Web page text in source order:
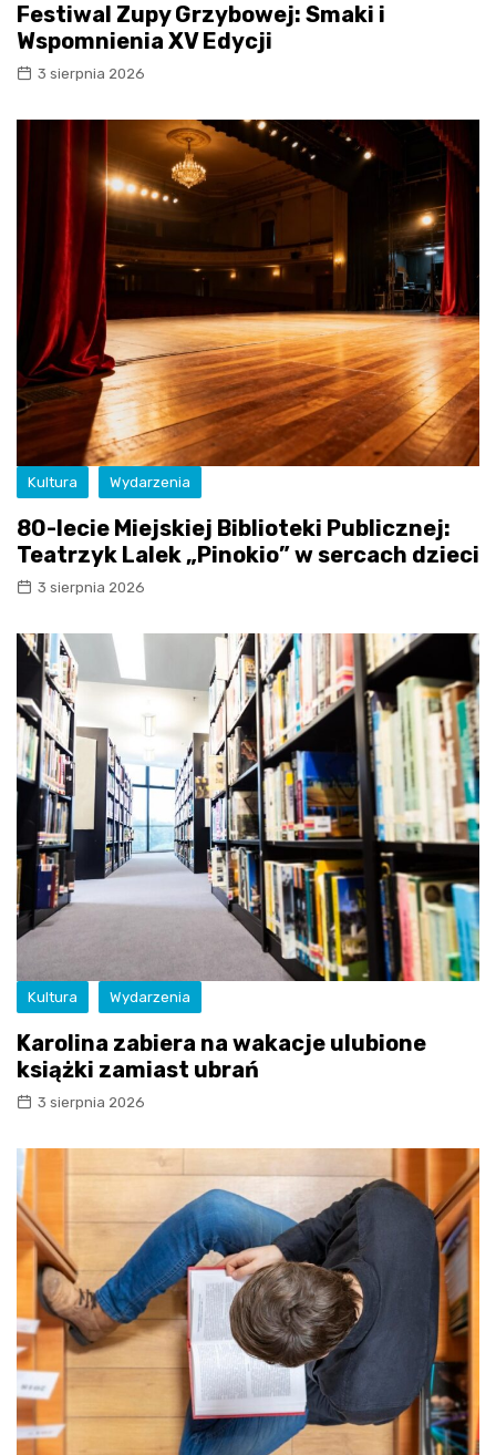
Festiwal Zupy Grzybowej: Smaki i
Wspomnienia XV Edycji
3 sierpnia 2026
Kultura Wydarzenia
80-lecie Miejskiej Biblioteki Publicznej:
Teatrzyk Lalek „Pinokio” w sercach dzieci
3 sierpnia 2026
Kultura Wydarzenia
Karolina zabiera na wakacje ulubione
książki zamiast ubrań
3 sierpnia 2026